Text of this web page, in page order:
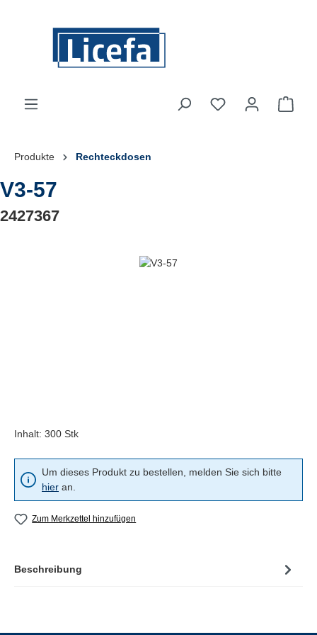
Du hast 0
Produkte Rechteckdosen
V3-57
2427367
Inhalt: 300 Stk
Um dieses Produkt zu bestellen, melden Sie sich bitte
hier an.
Zum Merkzettel hinzufügen
Beschreibung